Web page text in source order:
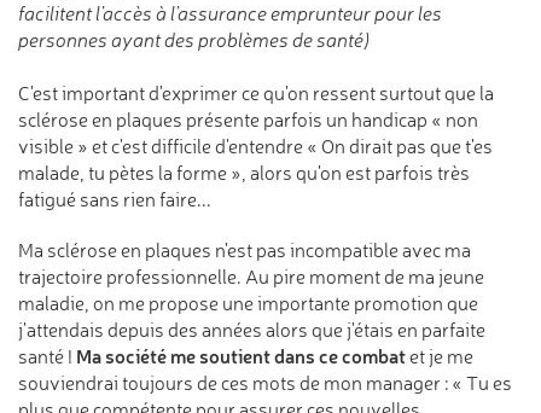
facilitent l’accès à l’assurance emprunteur pour les
personnes ayant des problèmes de santé)
C'est important d'exprimer ce qu'on ressent surtout que la
sclérose en plaques présente parfois un handicap « non
visible » et c'est difficile d'entendre « On dirait pas que t'es
malade, tu pètes la forme », alors qu'on est parfois très
fatigué sans rien faire...
Ma sclérose en plaques n'est pas incompatible avec ma
trajectoire professionnelle. Au pire moment de ma jeune
maladie, on me propose une importante promotion que
j'attendais depuis des années alors que j'étais en parfaite
santé ! Ma société me soutient dans ce combatet je me
souviendrai toujours de ces mots de mon manager : « Tu es